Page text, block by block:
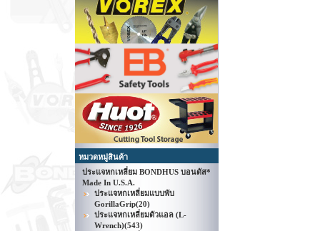
หมวดหมู่สินค้า
ประแจหกเหลี่ยม BONDHUS บอนดัส*
Made In U.S.A.
ประแจหกเหลี่ยมแบบพับ
GorillaGrip(20)
ประแจหกเหลี่ยมตัวแอล (L-
Wrench)(543)